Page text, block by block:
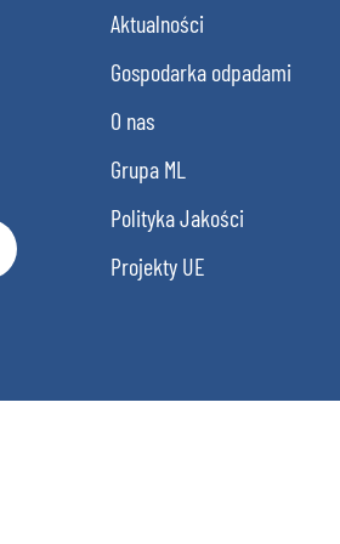
Aktualności
Gospodarka odpadami
O nas
Grupa ML
Polityka Jakości
Projekty UE